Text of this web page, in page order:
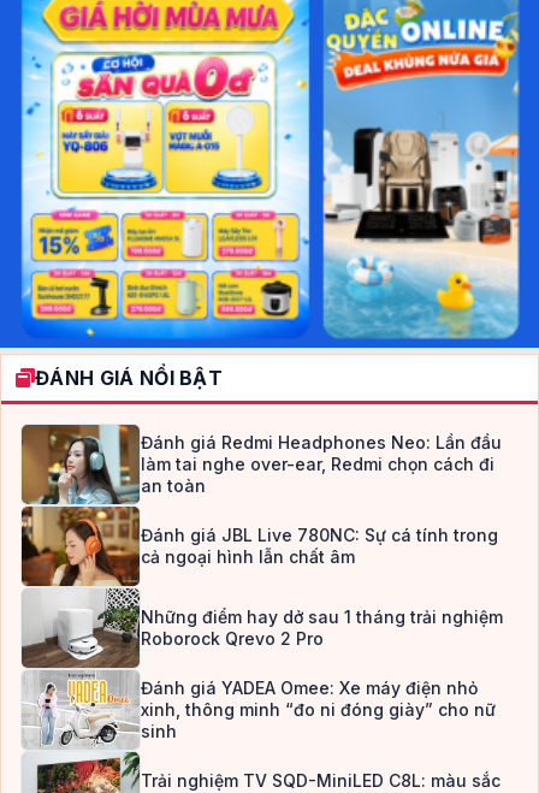
ĐÁNH GIÁ NỔI BẬT
Đánh giá Redmi Headphones Neo: Lần đầu
làm tai nghe over-ear, Redmi chọn cách đi
an toàn
Đánh giá JBL Live 780NC: Sự cá tính trong
cả ngoại hình lẫn chất âm
Những điểm hay dở sau 1 tháng trải nghiệm
Roborock Qrevo 2 Pro
Đánh giá YADEA Omee: Xe máy điện nhỏ
xinh, thông minh “đo ni đóng giày” cho nữ
sinh
Trải nghiệm TV SQD-MiniLED C8L: màu sắc